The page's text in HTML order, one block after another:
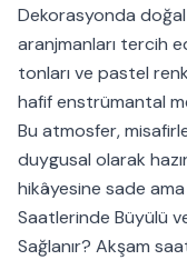
Dekorasyonda
aranjmanları tercih
tonları ve pastel
hafif enstrümantal
Bu atmosfer,
duygusal olarak
hikâyesine sade
Saatlerinde Büyülü
Sağlanır? Akşam